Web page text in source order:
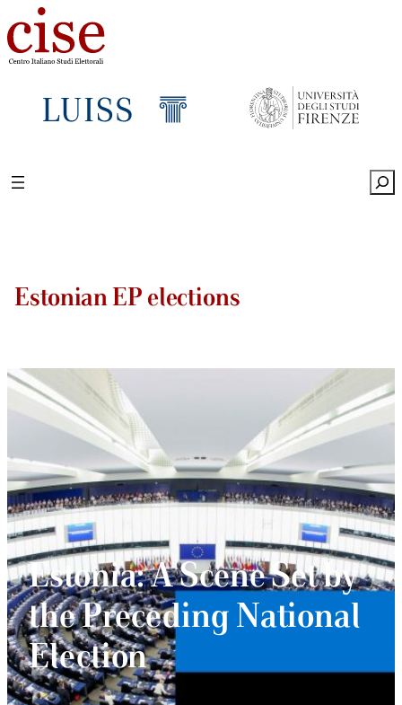
Estonian EP elections
Estonia: A Scene Set by
the Preceding National
Election